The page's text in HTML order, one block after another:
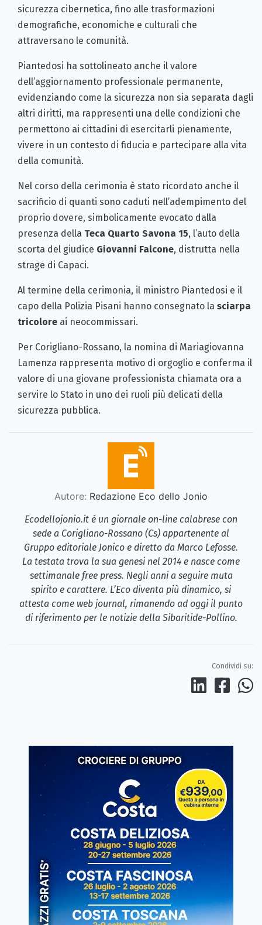
sicurezza cibernetica, fino alle trasformazioni
demografiche, economiche e culturali che
attraversano le comunità.
Piantedosi ha sottolineato anche il valore
dell’aggiornamento professionale permanente,
evidenziando come la sicurezza non sia separata dagli
altri diritti, ma rappresenti una delle condizioni che
permettono ai cittadini di esercitarli pienamente,
vivere in un contesto di fiducia e partecipare alla vita
della comunità.
Nel corso della cerimonia è stato ricordato anche il
sacrificio di quanti sono caduti nell’adempimento del
proprio dovere, simbolicamente evocato dalla
presenza della Teca Quarto Savona 15, l’auto della
scorta del giudice Giovanni Falcone, distrutta nella
strage di Capaci.
Al termine della cerimonia, il ministro Piantedosi e il
capo della Polizia Pisani hanno consegnato la sciarpa
tricolore ai neocommissari.
Per Corigliano-Rossano, la nomina di Mariagiovanna
Lamenza rappresenta motivo di orgoglio e conferma il
valore di una giovane professionista chiamata ora a
servire lo Stato in uno dei ruoli più delicati della
sicurezza pubblica.
Autore: Redazione Eco dello Jonio
Ecodellojonio.it è un giornale on-line calabrese con
sede a Corigliano-Rossano (Cs) appartenente al
Gruppo editoriale Jonico e diretto da Marco Lefosse.
La testata trova la sua genesi nel 2014 e nasce come
settimanale free press. Negli anni a seguire muta
spirito e carattere. L’Eco diventa più dinamico, si
attesta come web journal, rimanendo ad oggi il punto
di riferimento per le notizie della Sibaritide-Pollino.
Condividi su: